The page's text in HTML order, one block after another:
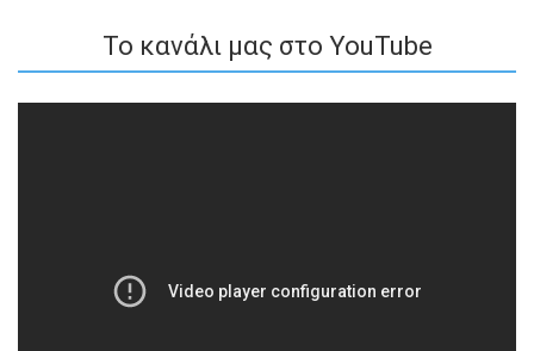
To κανάλι μας στο YouTube